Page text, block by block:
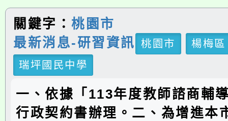
關鍵字：桃園市
最新消息-研習資訊
桃園市
楊梅區
瑞坪國民中學
一、依據「113年度教師諮商輔
行政契約書辦理。二、為增進本